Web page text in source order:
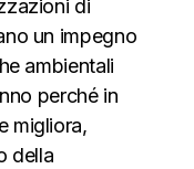
di
un impegno
ambientali
perché in
migliora,
della